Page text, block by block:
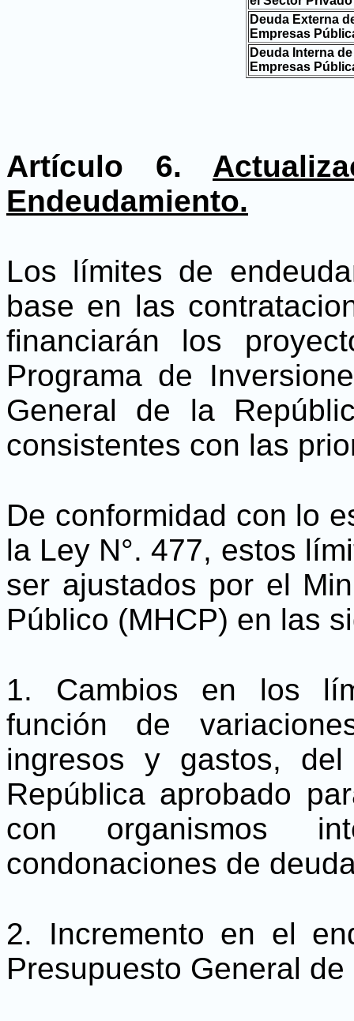
Deuda Externa
Empresas
Deuda Interna de
Empresas
Artículo 6.
Endeudamiento.
Los límites de
base en las
financiarán los
Programa de
General de la
consistentes con las
De conformidad con lo
la Ley N°. 477, estos
ser ajustados por el
Público (MHCP) en las
1. Cambios en los
función de
ingresos y gastos,
República aprobado
con organismos
condonaciones de
2. Incremento en el
Presupuesto General